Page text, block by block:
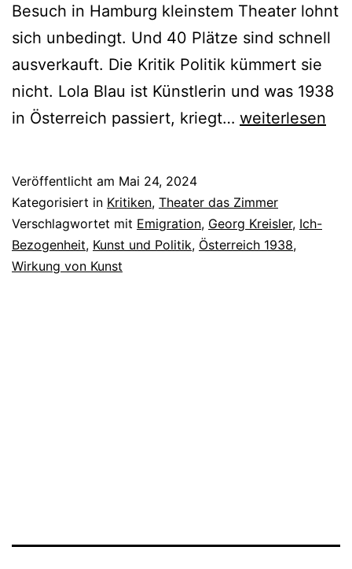
Besuch in Hamburg kleinstem Theater lohnt
sich unbedingt. Und 40 Plätze sind schnell
ausverkauft. Die Kritik Politik kümmert sie
nicht. Lola Blau ist Künstlerin und was 1938
in Österreich passiert, kriegt… Heute
Blau
weiterlesen
Veröffentlicht am Mai 24, 2024
Kategorisiert in Kritiken, Theater das Zimmer
Verschlagwortet mit Emigration, Georg Kreisler, Ich-
Bezogenheit, Kunst und Politik, Österreich 1938,
Wirkung von Kunst